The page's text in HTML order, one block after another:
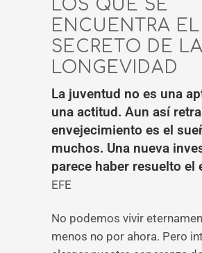
LOS QUE SE
ENCUENTRA EL
SECRETO DE LA
LONGEVIDAD
La juventud no es una
una actitud. Aun así
envejecimiento es el
muchos. Una nueva
parece haber resuelto el
EFE
No podemos vivir
menos no por ahora. Pero